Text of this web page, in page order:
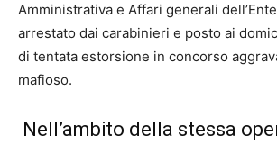
Amministrativa e Affari generali
arrestato dai carabinieri e posto ai
di tentata estorsione in concorso
mafioso.
Nell’ambito della stessa